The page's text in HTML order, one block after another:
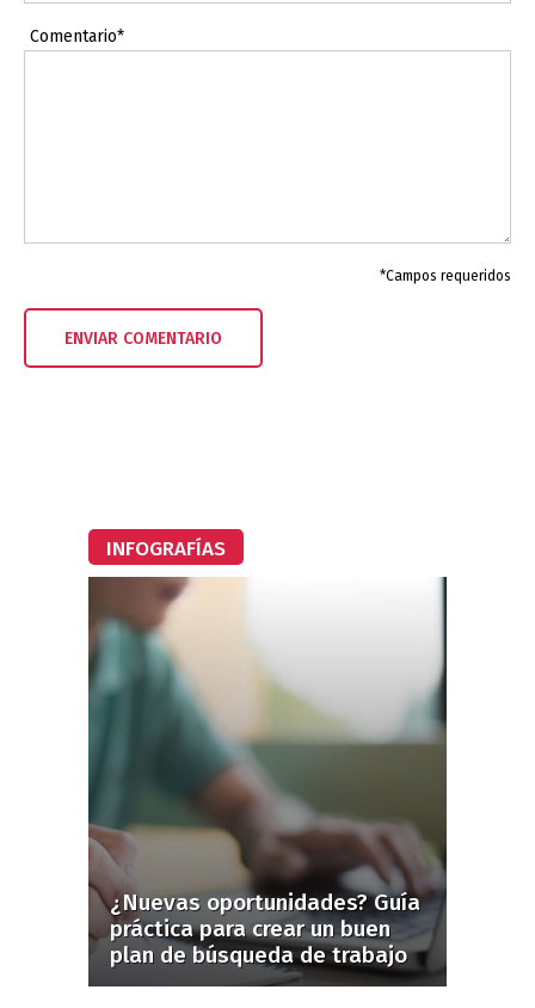
Comentario*
*Campos requeridos
INFOGRAFÍAS
¿Nuevas oportunidades? Guía
práctica para crear un buen
plan de búsqueda de trabajo